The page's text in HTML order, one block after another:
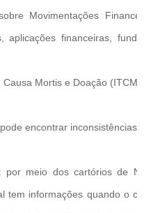
Movimentações
aplicações financeiras,
Mortis e Doação
encontrar inconsistências?
por meio dos cartórios de
tem informações quando o